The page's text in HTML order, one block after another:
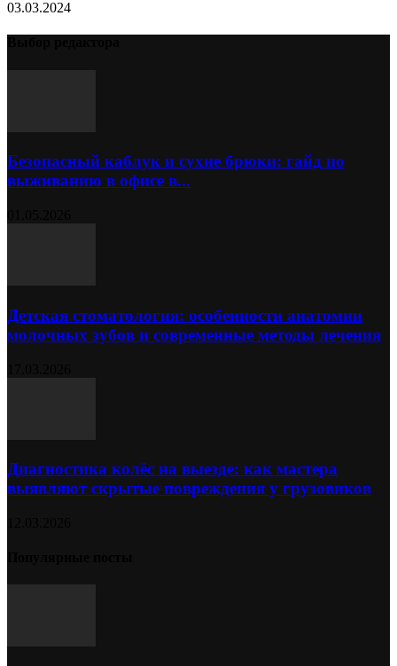
03.03.2024
Безопасный каблук и сухие брюки: гайд по
выживанию в офисе в...
Детская стоматология: особенности анатомии
молочных зубов и современные методы лечения
Диагностика колёс на выезде: как мастера
выявляют скрытые повреждения у грузовиков